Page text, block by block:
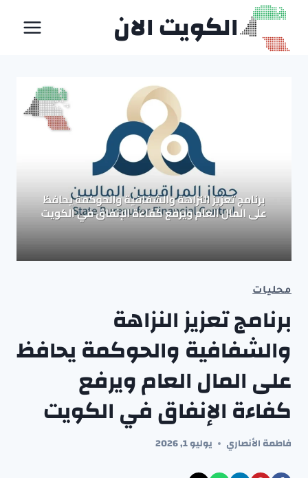
التجاوز
المحتوى
الكويت الان
محليات
برنامج تعزيز النزاهة
والشفافية والحوكمة يحافظ
على المال العام ويرفع
كفاءة الإنفاق في الكويت
فاطمة الأنصاري يوليو 1, 2026